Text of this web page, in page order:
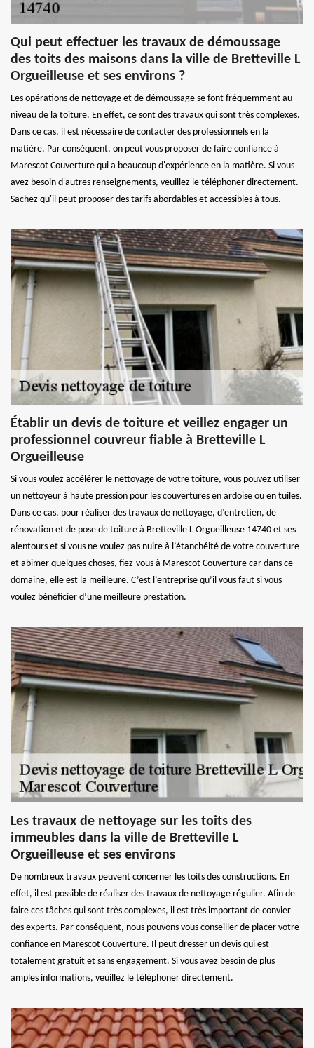
Qui peut effectuer les travaux de démoussage
des toits des maisons dans la ville de Bretteville L
Orgueilleuse et ses environs ?
Les opérations de nettoyage et de démoussage se font fréquemment au
niveau de la toiture. En effet, ce sont des travaux qui sont très complexes.
Dans ce cas, il est nécessaire de contacter des professionnels en la
matière. Par conséquent, on peut vous proposer de faire confiance à
Marescot Couverture qui a beaucoup d'expérience en la matière. Si vous
avez besoin d'autres renseignements, veuillez le téléphoner directement.
Sachez qu'il peut proposer des tarifs abordables et accessibles à tous.
Établir un devis de toiture et veillez engager un
professionnel couvreur fiable à Bretteville L
Orgueilleuse
Si vous voulez accélérer le nettoyage de votre toiture, vous pouvez utiliser
un nettoyeur à haute pression pour les couvertures en ardoise ou en tuiles.
Dans ce cas, pour réaliser des travaux de nettoyage, d’entretien, de
rénovation et de pose de toiture à Bretteville L Orgueilleuse 14740 et ses
alentours et si vous ne voulez pas nuire à l’étanchéité de votre couverture
et abimer quelques choses, fiez-vous à Marescot Couverture car dans ce
domaine, elle est la meilleure. C’est l’entreprise qu’il vous faut si vous
voulez bénéficier d’une meilleure prestation.
Les travaux de nettoyage sur les toits des
immeubles dans la ville de Bretteville L
Orgueilleuse et ses environs
De nombreux travaux peuvent concerner les toits des constructions. En
effet, il est possible de réaliser des travaux de nettoyage régulier. Afin de
faire ces tâches qui sont très complexes, il est très important de convier
des experts. Par conséquent, nous pouvons vous conseiller de placer votre
confiance en Marescot Couverture. Il peut dresser un devis qui est
totalement gratuit et sans engagement. Si vous avez besoin de plus
amples informations, veuillez le téléphoner directement.